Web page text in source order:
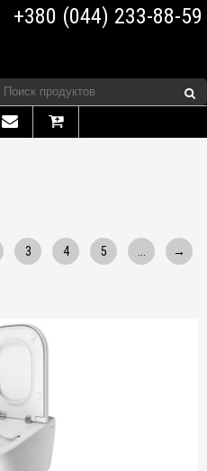
+380 (044) 233-88-59
3 4 5 →